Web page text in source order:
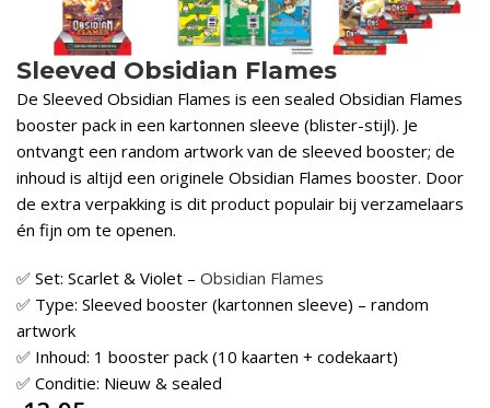
Sleeved Obsidian Flames
De Sleeved Obsidian Flames is een sealed Obsidian Flames
booster pack in een kartonnen sleeve (blister-stijl). Je
ontvangt een random artwork van de sleeved booster; de
inhoud is altijd een originele Obsidian Flames booster. Door
de extra verpakking is dit product populair bij verzamelaars
én fijn om te openen.
✅ Set: Scarlet & Violet – Obsidian Flames
✅ Type: Sleeved booster (kartonnen sleeve) – random
artwork
✅ Inhoud: 1 booster pack (10 kaarten + codekaart)
✅ Conditie: Nieuw & sealed